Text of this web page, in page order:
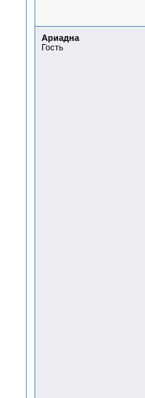
Ариадна
Гость